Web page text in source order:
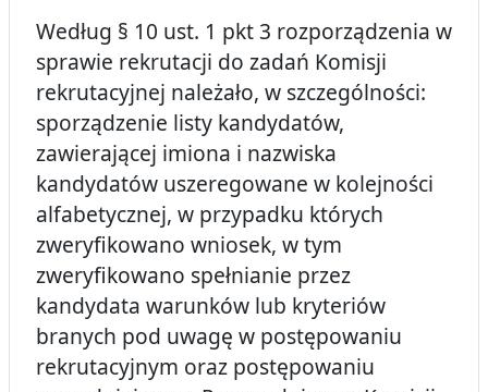
Według § 10 ust. 1 pkt 3 rozporządzenia w
sprawie rekrutacji do zadań Komisji
rekrutacyjnej należało, w szczególności:
sporządzenie listy kandydatów,
zawierającej imiona i nazwiska
kandydatów uszeregowane w kolejności
alfabetycznej, w przypadku których
zweryfikowano wniosek, w tym
zweryfikowano spełnianie przez
kandydata warunków lub kryteriów
branych pod uwagę w postępowaniu
rekrutacyjnym oraz postępowaniu